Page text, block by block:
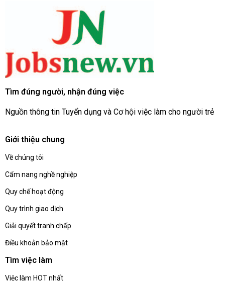
Tìm đúng người, nhận đúng việc
Nguồn thông tin Tuyển dụng và Cơ hội việc làm cho người trẻ
Giới thiệu chung
Về chúng tôi
Cẩm nang nghề nghiệp
Quy chế hoạt động
Quy trình giao dịch
Giải quyết tranh chấp
Điều khoản bảo mật
Tìm việc làm
Việc làm HOT nhất